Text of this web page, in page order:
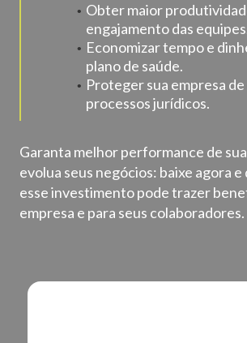
Obter maior
engajamento das
Economizar tempo e
plano de saúde.
Proteger sua empresa
processos jurídicos.
Garanta melhor performance de
evolua seus negócios: baixe agora
esse investimento pode trazer
empresa e para seus colaboradores.